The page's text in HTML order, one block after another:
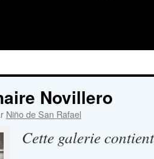
Novillero
Niño de San Rafael
Cette galerie